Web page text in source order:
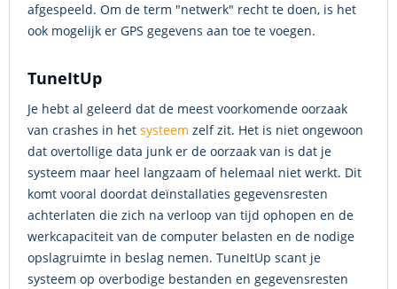
afgespeeld. Om de term "netwerk" recht te doen, is het
ook mogelijk er GPS gegevens aan toe te voegen.
TuneItUp
Je hebt al geleerd dat de meest voorkomende oorzaak
van crashes in het systeem zelf zit. Het is niet ongewoon
dat overtollige data junk er de oorzaak van is dat je
systeem maar heel langzaam of helemaal niet werkt. Dit
komt vooral doordat deïnstallaties gegevensresten
achterlaten die zich na verloop van tijd ophopen en de
werkcapaciteit van de computer belasten en de nodige
opslagruimte in beslag nemen. TuneItUp scant je
systeem op overbodige bestanden en gegevensresten